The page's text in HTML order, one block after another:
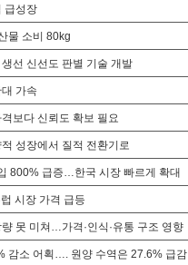
급성장
물 소비 80kg
선 신선도 판별 기술 개발
가속
보다 신뢰도 확보 필요
성장에서 질적 전환기로
800% 급증…한국 시장 빠르게 확대
시장 가격 급등
못 미쳐…가격·인식·유통 구조 영향
감소 어획…. 원양 수역은 27.6% 급감